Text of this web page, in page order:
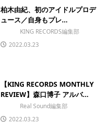
柏木由紀、初のアイドルプロデ
ュース／自身もプレ...
KING RECORDS編集部
2022.03.23
【KING RECORDS MONTHLY
REVIEW】森口博子 アルバ...
Real Sound編集部
2022.03.23